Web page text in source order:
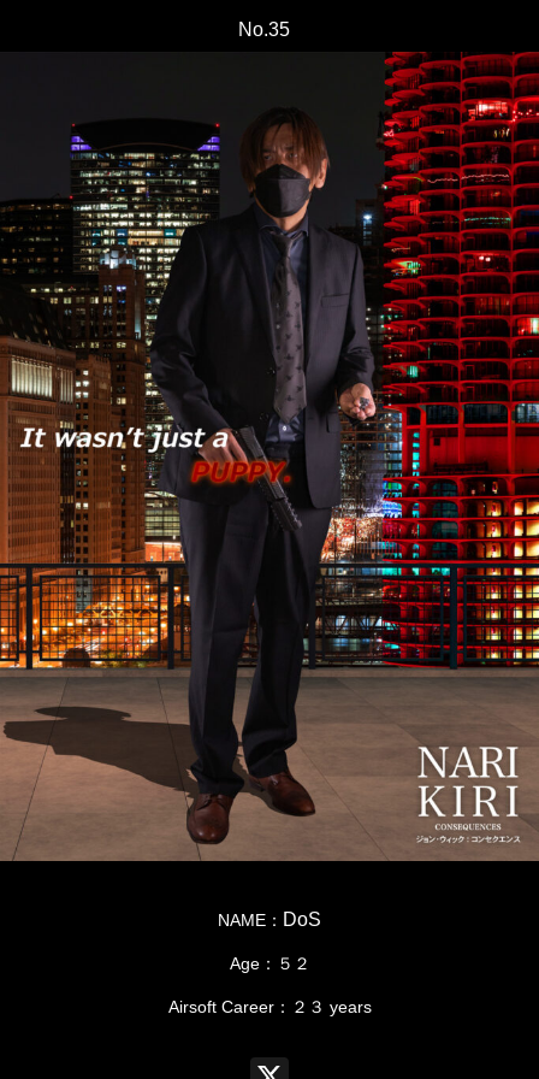
No.35
NAME： DoS
Age：５２
Airsoft Career：２３ years